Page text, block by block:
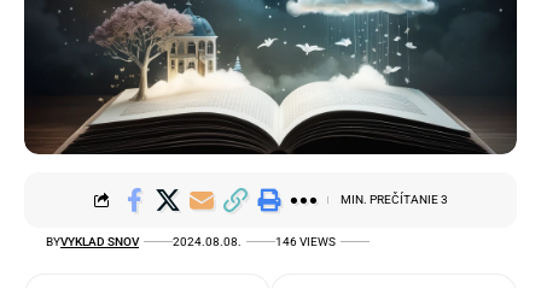
BYVYKLAD SNOV 2024.08.08. 146 VIEWS
MIN. PREČÍTANIE 3